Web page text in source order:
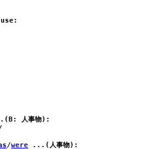
use:
B: 人事物):
/were ...(人事物):